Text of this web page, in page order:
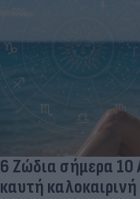
6 Ζώδια σήμερα 10
καυτή